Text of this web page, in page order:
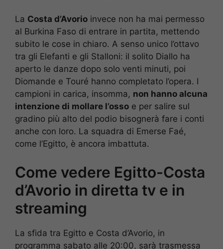
La Costa d’Avorio invece non ha mai permesso
al Burkina Faso di entrare in partita, mettendo
subito le cose in chiaro. A senso unico l’ottavo
tra gli Elefanti e gli Stalloni: il solito Diallo ha
aperto le danze dopo solo venti minuti, poi
Diomande e Touré hanno completato l’opera. I
campioni in carica, insomma, non hanno alcuna
intenzione di mollare l’osso e per salire sul
gradino più alto del podio bisognerà fare i conti
anche con loro. La squadra di Emerse Faé,
come l’Egitto, è ancora imbattuta.
Come vedere Egitto-Costa
d’Avorio in diretta tv e in
streaming
La sfida tra Egitto e Costa d’Avorio, in
programma sabato alle 20:00, sarà trasmessa